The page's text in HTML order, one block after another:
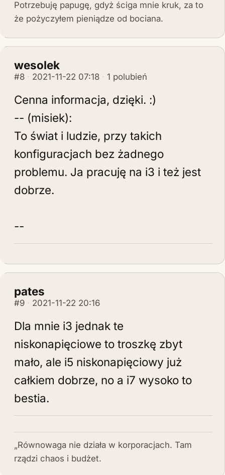
Potrzebuję papugę, gdyż ściga mnie kruk, za to
że pożyczyłem pieniądze od bociana.
wesolek
#8 2021-11-22 07:18 1 polubień
Cenna informacja, dzięki. :)
-- (misiek):
To świat i ludzie, przy takich
konfiguracjach bez żadnego
problemu. Ja pracuję na i3 i też jest
dobrze.
--
pates
#9 2021-11-22 20:16
Dla mnie i3 jednak te
niskonapięciowe to troszkę zbyt
mało, ale i5 niskonapięciowy już
całkiem dobrze, no a i7 wysoko to
bestia.
„Równowaga nie działa w korporacjach. Tam
rządzi chaos i budżet.